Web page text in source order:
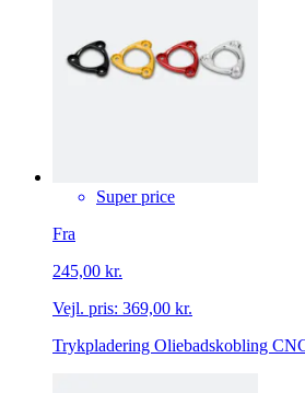
Super price
Fra
245,00 kr.
Vejl. pris: 369,00 kr.
Trykpladering Oliebadskobling